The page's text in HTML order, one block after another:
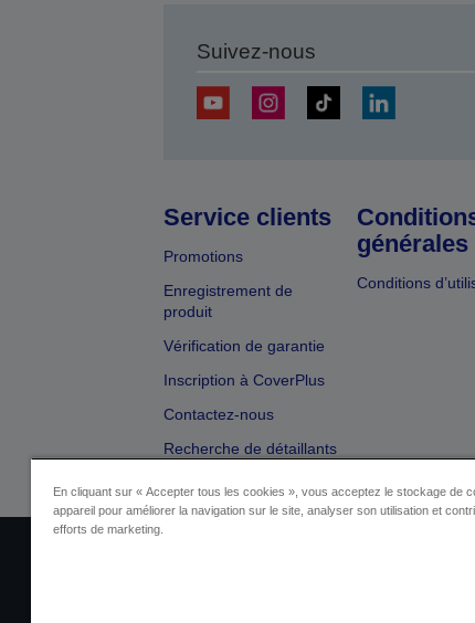
Suivez-nous
Service clients
Promotions
Enregistrement de
produit
Vérification de garantie
Inscription à CoverPlus
Contactez-nous
Recherche de détaillants
générales
Conditions
En cliquant sur « Accepter tous les cookies », vous acceptez le stockage de
appareil pour améliorer la navigation sur le site, analyser son utilisation et
efforts de marketing.